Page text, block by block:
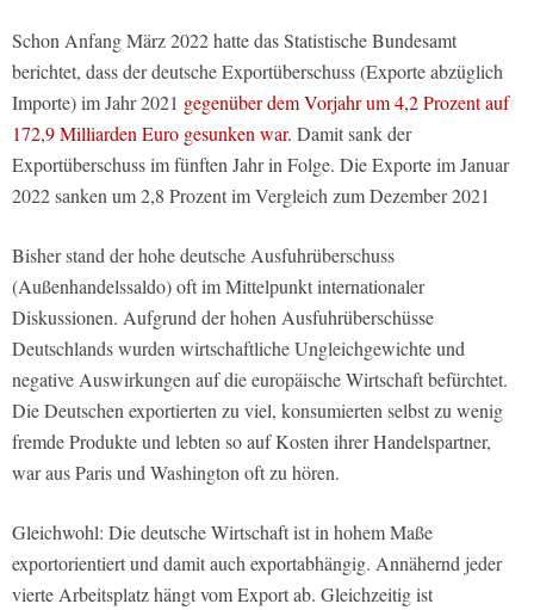
Schon Anfang März 2022 hatte das Statistische Bundesamt
berichtet, dass der deutsche Exportüberschuss (Exporte abzüglich
Importe) im Jahr 2021 gegenüber dem Vorjahr um 4,2 Prozent auf
172,9 Milliarden Euro gesunken war. Damit sank der
Exportüberschuss im fünften Jahr in Folge. Die Exporte im Januar
2022 sanken um 2,8 Prozent im Vergleich zum Dezember 2021
Bisher stand der hohe deutsche Ausfuhrüberschuss
(Außenhandelssaldo) oft im Mittelpunkt internationaler
Diskussionen. Aufgrund der hohen Ausfuhrüberschüsse
Deutschlands wurden wirtschaftliche Ungleichgewichte und
negative Auswirkungen auf die europäische Wirtschaft befürchtet.
Die Deutschen exportierten zu viel, konsumierten selbst zu wenig
fremde Produkte und lebten so auf Kosten ihrer Handelspartner,
war aus Paris und Washington oft zu hören.
Gleichwohl: Die deutsche Wirtschaft ist in hohem Maße
exportorientiert und damit auch exportabhängig. Annähernd jeder
vierte Arbeitsplatz hängt vom Export ab. Gleichzeitig ist